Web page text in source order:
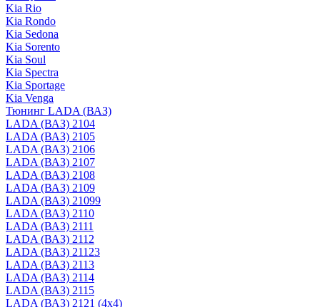
Kia Rio
Kia Rondo
Kia Sedona
Kia Sorento
Kia Soul
Kia Spectra
Kia Sportage
Kia Venga
Тюнинг LADA (ВАЗ)
LADA (ВАЗ) 2104
LADA (ВАЗ) 2105
LADA (ВАЗ) 2106
LADA (ВАЗ) 2107
LADA (ВАЗ) 2108
LADA (ВАЗ) 2109
LADA (ВАЗ) 21099
LADA (ВАЗ) 2110
LADA (ВАЗ) 2111
LADA (ВАЗ) 2112
LADA (ВАЗ) 21123
LADA (ВАЗ) 2113
LADA (ВАЗ) 2114
LADA (ВАЗ) 2115
LADA (ВАЗ) 2121 (4x4)